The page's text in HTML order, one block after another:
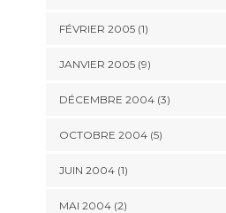
FÉVRIER 2005 (1)
JANVIER 2005 (9)
DÉCEMBRE 2004 (3)
OCTOBRE 2004 (5)
JUIN 2004 (1)
MAI 2004 (2)